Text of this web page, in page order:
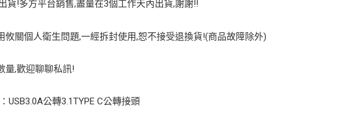
貨!多方平台銷售,盡量在3個工作天內出貨,謝謝!!
攸關個人衛生問題,一經拆封使用,恕不接受退換貨!(商品故障除外)
量,歡迎聊聊私訊!
USB3.0A公轉3.1TYPE C公轉接頭